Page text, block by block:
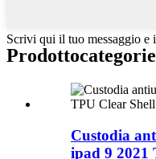
Scrivi qui il tuo messaggio e
Prodottocategorie
Custodia
ipad 9 2021